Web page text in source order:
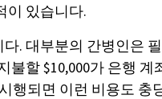
이 있습니다.
. 대부분의 간병인은
불할 $10,000가 은행 계
행되면 이런 비용도 충